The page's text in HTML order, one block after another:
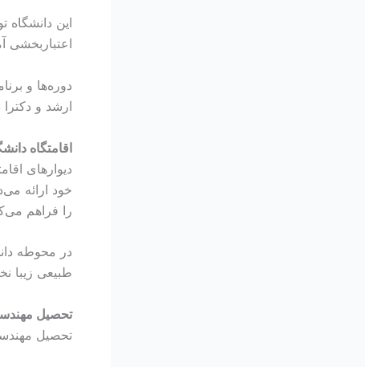
این دانشگاه
دوره‌ها و
ارشد و
اقامتگاه
دیوارهای
خود ارائه
را فراهم
طبیعی زیبا
تحصیل
تحصیل